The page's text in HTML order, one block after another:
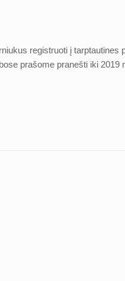
registruoti į tarptautines
prašome pranešti iki 2019